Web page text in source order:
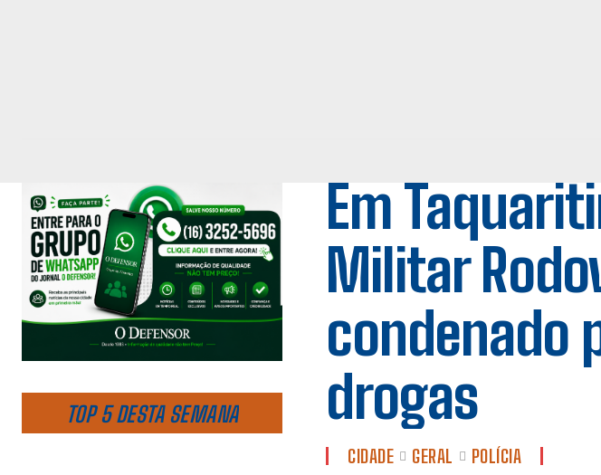
TOP 5 DESTA SEMANA
Em
Militar
condenado
drogas
CIDADE GERAL POLÍCIA